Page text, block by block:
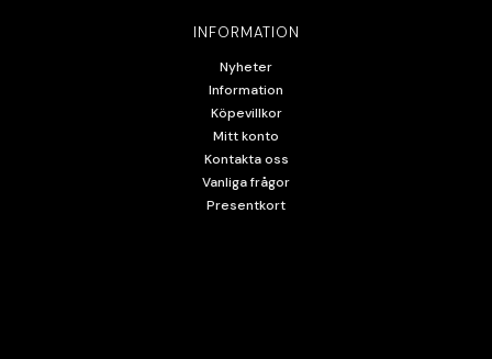
INFORMATION
Nyheter
Information
Köpevillkor
Mitt konto
Kontakta oss
Vanliga frågor
Presentkort